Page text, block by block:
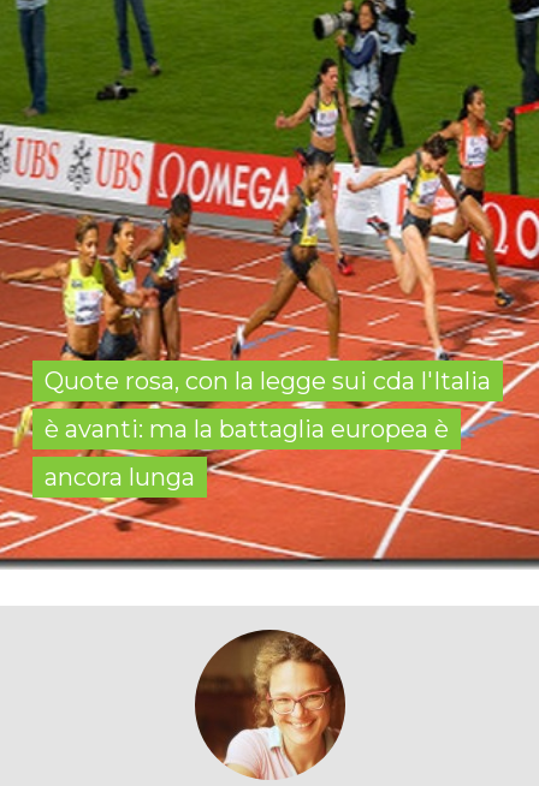
Quote rosa, con la legge sui cda l'Italia
è avanti: ma la battaglia europea è
ancora lunga